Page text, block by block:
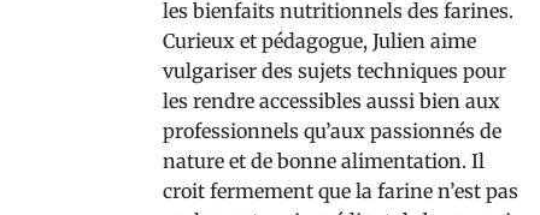
les bienfaits nutritionnels des farines.
Curieux et pédagogue, Julien aime
vulgariser des sujets techniques pour
les rendre accessibles aussi bien aux
professionnels qu’aux passionnés de
nature et de bonne alimentation. Il
croit fermement que la farine n’est pas